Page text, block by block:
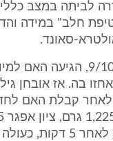
לביתה במצב כללי
חלב" במידה
סאונד.
75 דקות לאחר קבלת האם
הראשונה ואפגר 8 לאחר